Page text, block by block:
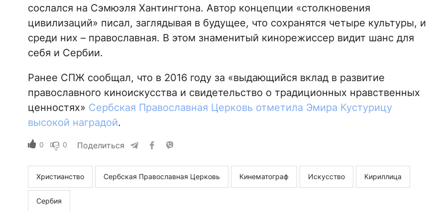
сослался на Сэмюэля Хантингтона. Автор концепции «столкновения
цивилизаций» писал, заглядывая в будущее, что сохранятся четыре культуры, и
среди них – православная. В этом знаменитый кинорежиссер видит шанс для
себя и Сербии.
Ранее СПЖ сообщал, что в 2016 году за «выдающийся вклад в развитие
православного киноискусства и свидетельство о традиционных нравственных
ценностях» Сербская Православная Церковь отметила Эмира Кустурицу
высокой наградой.
0 0 Поделиться
Христианство Сербская Православная Церковь Кинематограф Искусство Кириллица
Сербия